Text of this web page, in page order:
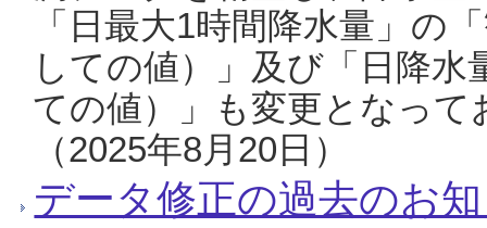
「日最大1時間降水量」の
しての値）」及び「日降
ての値）」も変更となっ
（2025年8月20日）
データ修正の過去のお